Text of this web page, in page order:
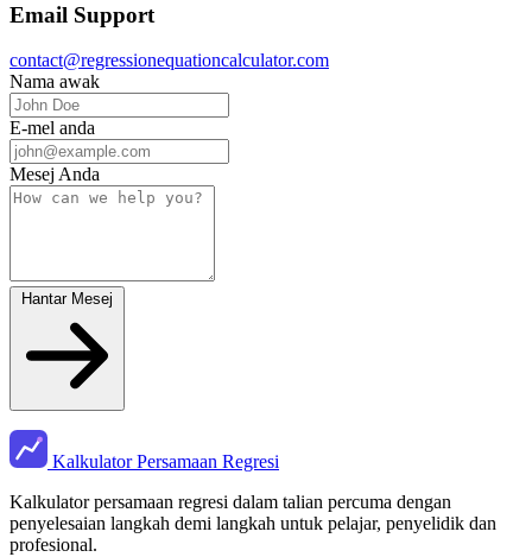
Email Support
contact@regressionequationcalculator.com
Nama awak
E-mel anda
Mesej Anda
Kalkulator Persamaan Regresi
Kalkulator persamaan regresi dalam talian percuma dengan
penyelesaian langkah demi langkah untuk pelajar, penyelidik dan
profesional.